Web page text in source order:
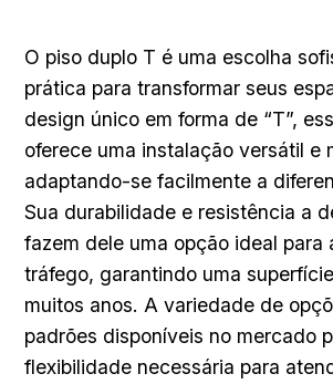
O piso duplo T é uma escolha
prática para transformar seus
design único em forma de “T”,
oferece uma instalação versátil e
adaptando-se facilmente a
Sua durabilidade e resistência a
fazem dele uma opção ideal para
tráfego, garantindo uma
muitos anos. A variedade de
padrões disponíveis no mercado
flexibilidade necessária para